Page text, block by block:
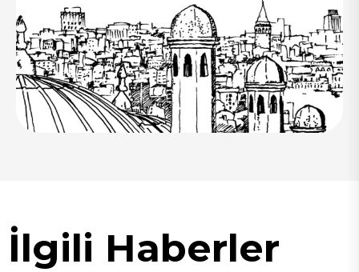
İlgili Haberler